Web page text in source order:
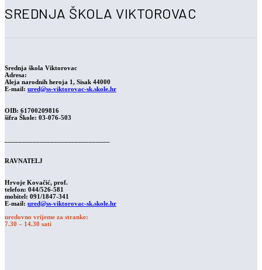
SREDNJA ŠKOLA VIKTOROVAC
Srednja škola Viktorovac
Adresa:
Aleja narodnih heroja 1, Sisak 44000
E-mail: ured@ss-viktorovac-sk.skole.hr
OIB: 61700209816
šifra Škole: 03-076-503
RAVNATELJ
Hrvoje Kovačić, prof.
telefon: 044/526-581
mobitel: 091/1847-341
E-mail: ured@ss-viktorovac-sk.skole.hr
uredovno vrijeme za stranke:
7.30 – 14.30 sati